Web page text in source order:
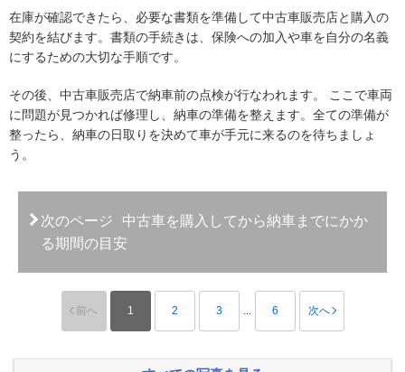
在庫が確認できたら、必要な書類を準備して中古車販売店と購入の
契約を結びます。書類の手続きは、保険への加入や車を自分の名義
にするための大切な手順です。
その後、中古車販売店で納車前の点検が行なわれます。 ここで車両
に問題が見つかれば修理し、納車の準備を整えます。全ての準備が
整ったら、納車の日取りを決めて車が手元に来るのを待ちましょ
う。
次のページ
中古車を購入してから納車までにかか
る期間の目安
前へ 1 2 3 ... 6 次へ